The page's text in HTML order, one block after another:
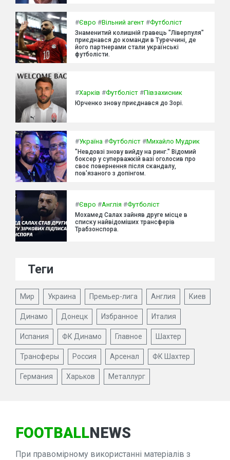
#Євро #Вільний агент #Футболіст
Знаменитий колишній гравець "Ліверпуля"
приєднався до команди в Туреччині, де
його партнерами стали українські
футболісти.
#Харків #Футболіст #Півзахисник
Юрченко знову приєднався до Зорі.
#Україна #Футболіст #Михайло Мудрик
"Невдовзі знову вийду на ринг." Відомий
боксер у суперважкій вазі оголосив про
своє повернення після скандалу,
пов'язаного з допінгом.
#Євро #Англія #Футболіст
Мохамед Салах зайняв друге місце в
списку найвідоміших трансферів
Трабзонспора.
Теги
Мир Украина Премьер-лига Англия Киев
Динамо Донецк Избранное Италия
Испания ФК Динамо Главное Шахтер
Трансферы Россия Арсенал ФК Шахтер
Германия Харьков Металлург
FOOTBALLNEWS
При правомірному використанні матеріалів з